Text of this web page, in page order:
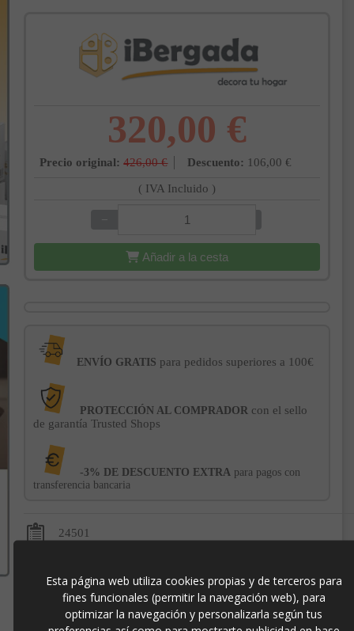
320,00 €
Precio original: 426,00 € Descuento: 106,00 €
( IVA Incluido )
−
Añadir a la cesta
ENVÍO GRATIS para pedidos superiores a 100€
PROTECCIÓN AL COMPRADOR con el sello
de garantía Trusted Shops
-3% DE DESCUENTO EXTRApara pagos con
transferencia bancaria
24501
Contacto
Esta página web utiliza cookies propias y de terceros para
fines funcionales (permitir la navegación web), para
optimizar la navegación y personalizarla según tus